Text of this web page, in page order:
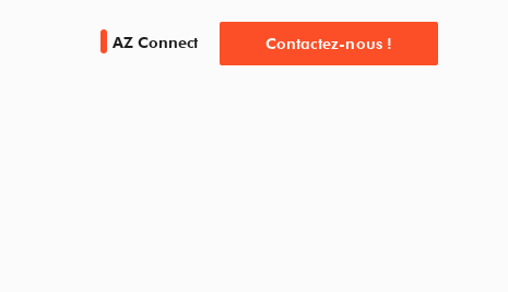
AZ Connect Contactez-nous !